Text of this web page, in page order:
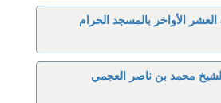
الأواخر بالمسجد الحرام
محمد بن ناصر العجمي